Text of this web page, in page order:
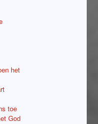
het
toe
God